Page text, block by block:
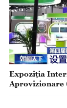
Expoziția
Aprovizionare